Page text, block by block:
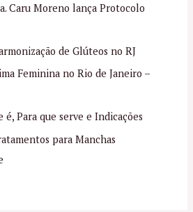
Caru Moreno lança Protocolo
de Glúteos no RJ
Feminina no Rio de Janeiro –
é, Para que serve e Indicações
para Manchas